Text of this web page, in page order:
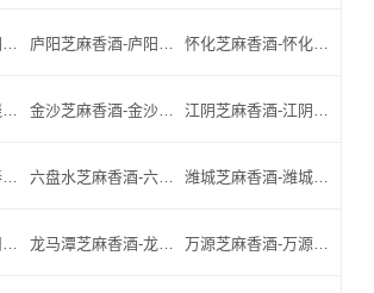
东洲芝麻香酒-东洲名酒-东洲小北门_东洲芝麻香酒厂家 庐阳芝麻香酒-庐阳名酒-庐阳小北门_庐阳芝麻香酒厂家 怀化芝麻香酒-怀化名酒-怀化小北门_怀化芝麻香酒厂家
上饶芝麻香酒-上饶名酒-上饶小北门_上饶芝麻香酒厂家 金沙芝麻香酒-金沙名酒-金沙小北门_金沙芝麻香酒厂家 江阴芝麻香酒-江阴名酒-江阴小北门_江阴芝麻香酒厂家
新泰芝麻香酒-新泰名酒-新泰小北门_新泰芝麻香酒厂家 六盘水芝麻香酒-六盘水名酒-六盘水小北门_六盘水芝麻香酒厂家 潍城芝麻香酒-潍城名酒-潍城小北门_潍城芝麻香酒厂家
温州芝麻香酒-温州名酒-温州小北门_温州芝麻香酒厂家 龙马潭芝麻香酒-龙马潭名酒-龙马潭小北门_龙马潭芝麻香酒厂家 万源芝麻香酒-万源名酒-万源小北门_万源芝麻香酒厂家